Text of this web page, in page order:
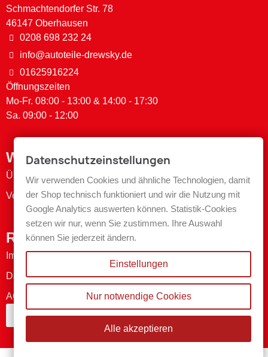
Schmachtendorfer Str. 78
46147 Oberhausen
0208 698 232 24
info@autoteile-drewsky.de
01625916224
Öffnungszeiten
Mo-Fr. 08:00 - 13:00 & 14:00 - 17:30
Sa. 09:00 - 12:00
Wichtige Links
Über uns
Versand- & Zahlungsmethoden
Rechtliches
Impressum
Datenschutzerklärung
AGB
Bestellung widerrufen
Datenschutzeinstellungen
Wir verwenden Cookies und ähnliche Technologien, damit
der Shop technisch funktioniert und wir die Nutzung mit
Google Analytics auswerten können. Statistik-Cookies
setzen wir nur, wenn Sie zustimmen. Ihre Auswahl
können Sie jederzeit ändern.
Einstellungen
Nur notwendige Cookies
Alle akzeptieren